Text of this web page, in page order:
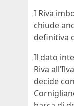
I Riva
chiude
definitiva
Il dato
Riva
decide